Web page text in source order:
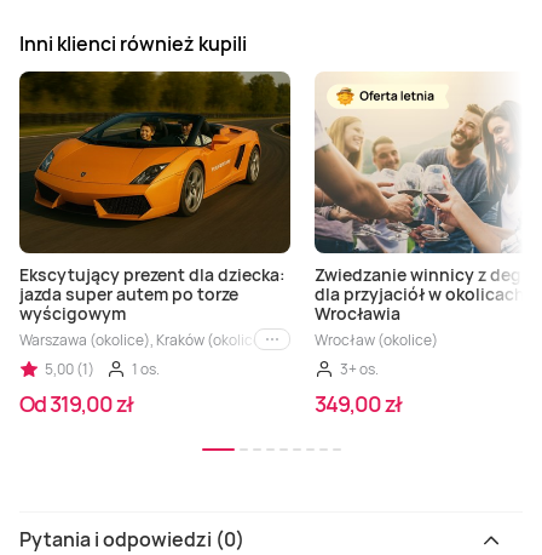
Inni klienci również kupili
Ekscytujący prezent dla dziecka:
jazda super autem po torze
wyścigowym
Warszawa (okolice), Kraków (okolice), Poznań (okolice), Wrocław (okolice),
i inne
5,00 (1)
1 os.
Od 319,00 zł
Zwiedzanie winnicy z
dla przyjaciół w okolicach
Wrocławia
Wrocław (okolice)
3+ os.
349,00 zł
Pytania i odpowiedzi (0)